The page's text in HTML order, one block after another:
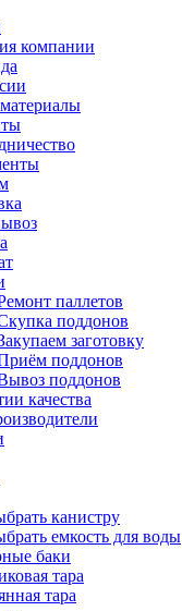
компании
паллетов
поддонов
заготовку
поддонов
поддонов
качества
канистру
емкость для воды
баки
тара
тара